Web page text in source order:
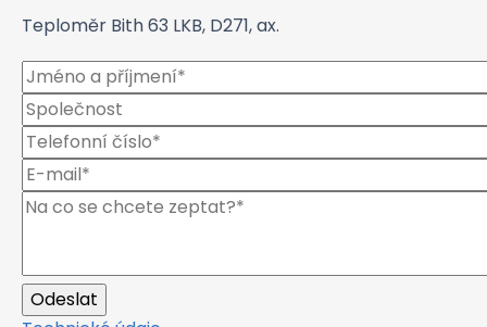
Teploměr Bith 63 LKB, D271, ax.